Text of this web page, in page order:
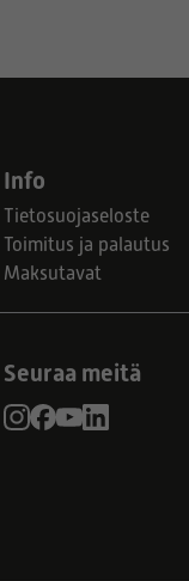
Info
Tietosuojaseloste
Toimitus ja palautus
Maksutavat
Seuraa meitä